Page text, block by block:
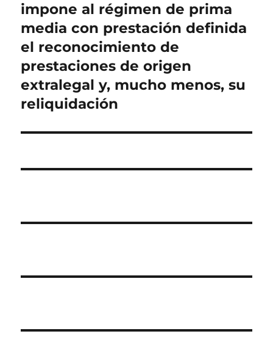
siguiente:
impone al régimen de prima
media con prestación definida
el reconocimiento de
prestaciones de origen
extralegal y, mucho menos, su
reliquidación